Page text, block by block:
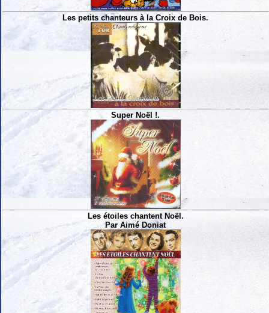
Les petits chanteurs à la Croix de Bois.
Super Noël !.
Les étoiles chantent Noël.
Par Aimé Doniat